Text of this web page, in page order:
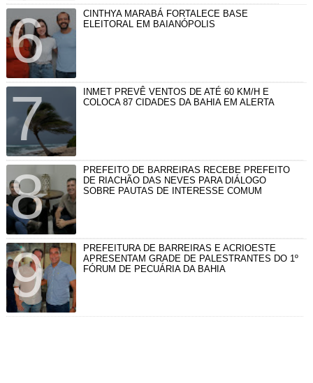
CINTHYA MARABÁ FORTALECE BASE
ELEITORAL EM BAIANÓPOLIS
INMET PREVÊ VENTOS DE ATÉ 60 KM/H E
COLOCA 87 CIDADES DA BAHIA EM ALERTA
PREFEITO DE BARREIRAS RECEBE PREFEITO
DE RIACHÃO DAS NEVES PARA DIÁLOGO
SOBRE PAUTAS DE INTERESSE COMUM
PREFEITURA DE BARREIRAS E ACRIOESTE
APRESENTAM GRADE DE PALESTRANTES DO 1º
FÓRUM DE PECUÁRIA DA BAHIA